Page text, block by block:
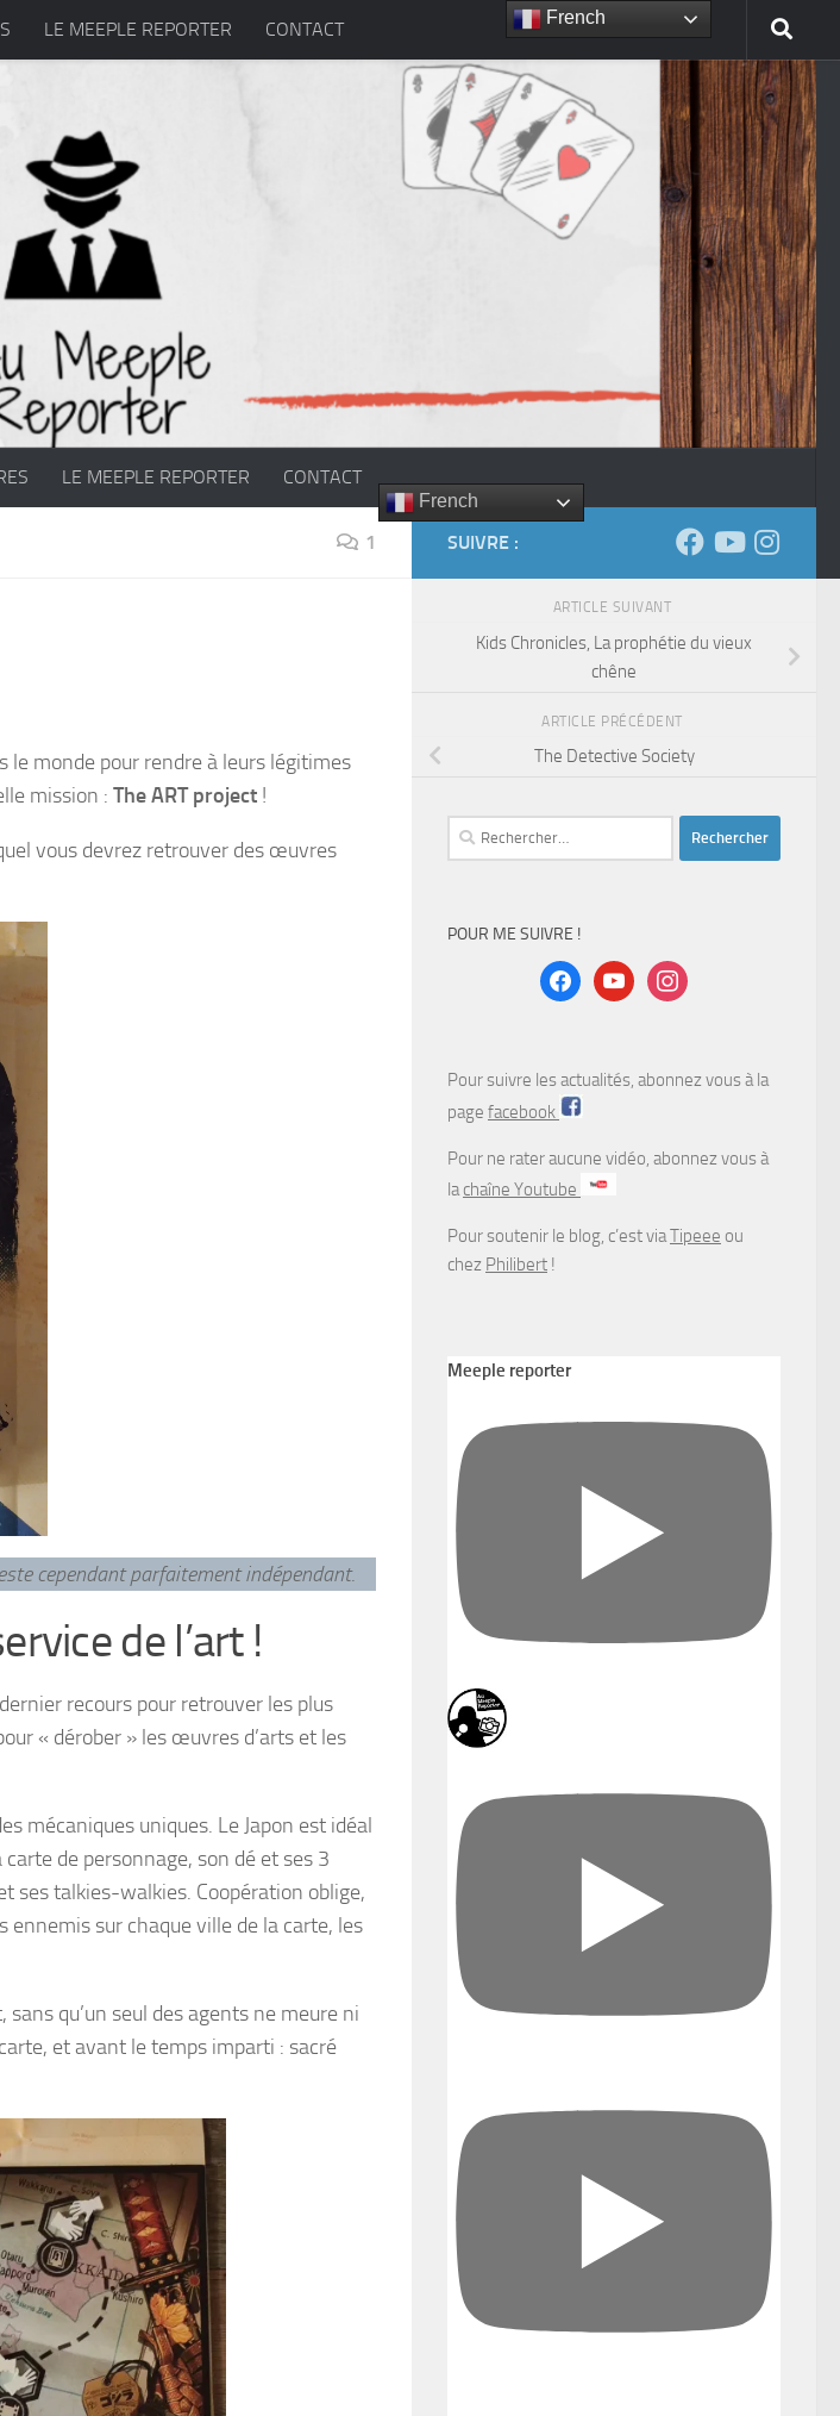
LE MEEPLE REPORTER CONTACT
LE MEEPLE REPORTER CONTACT
French
1
le monde pour rendre à leurs légitimes
mission : The ART project !
vous devrez retrouver des œuvres
cependant parfaitement indépendant.
de l’art !
recours pour retrouver les plus
« dérober » les œuvres d’arts et les
mécaniques uniques. Le Japon est idéal
de personnage, son dé et ses 3
ses talkies-walkies. Coopération oblige,
ennemis sur chaque ville de la carte, les
qu’un seul des agents ne meure ni
et avant le temps imparti : sacré
SUIVRE :
ARTICLE SUIVANT
Kids Chronicles, La prophétie du vieux
chêne
ARTICLE PRÉCÉDENT
The Detective Society
Rechercher :
POUR ME SUIVRE !
facebookyoutubeinstagram
Pour suivre les actualités, abonnez vous à la
page facebook
Pour ne rater aucune vidéo, abonnez vous à
la chaîne Youtube
Pour soutenir le blog, c’est viaTipeee ou
chez Philibert !
Meeple reporter
French